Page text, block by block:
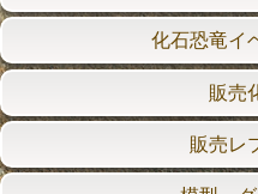
化石恐竜イ
販売
販売レ